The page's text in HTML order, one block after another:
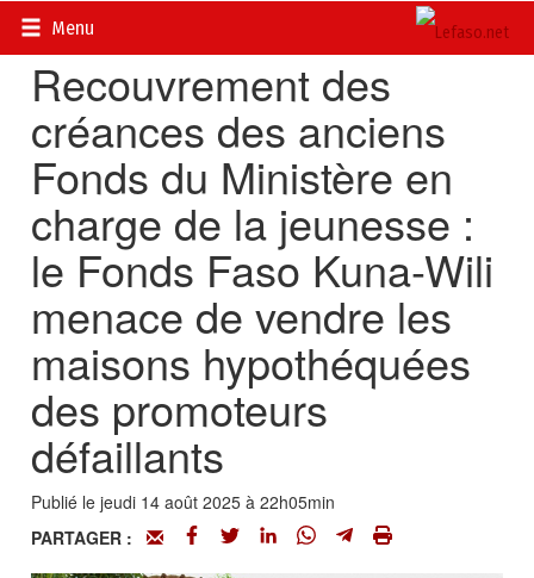
Menu
Accueil>
Recouvrement des
créances des anciens
Fonds du Ministère en
charge de la jeunesse :
le Fonds Faso Kuna-Wili
menace de vendre les
maisons hypothéquées
des promoteurs
défaillants
Publié le jeudi 14 août 2025 à 22h05min
PARTAGER :